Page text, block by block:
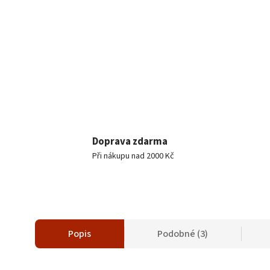
Doprava zdarma
Při nákupu nad 2000 Kč
Popis Podobné (3)